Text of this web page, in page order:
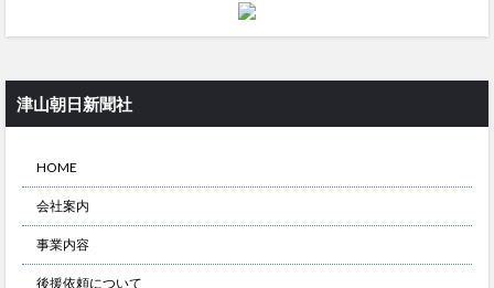
津山朝日新聞社
HOME
会社案内
事業内容
後援依頼について